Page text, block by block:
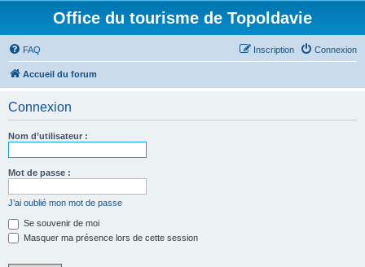
Office du tourisme de Topoldavie
FAQ Connexion
Inscription
Accueil du forum
Connexion
Nom d’utilisateur :
Mot de passe :
J’ai oublié mon mot de passe
Se souvenir de moi
Masquer ma présence lors de cette session